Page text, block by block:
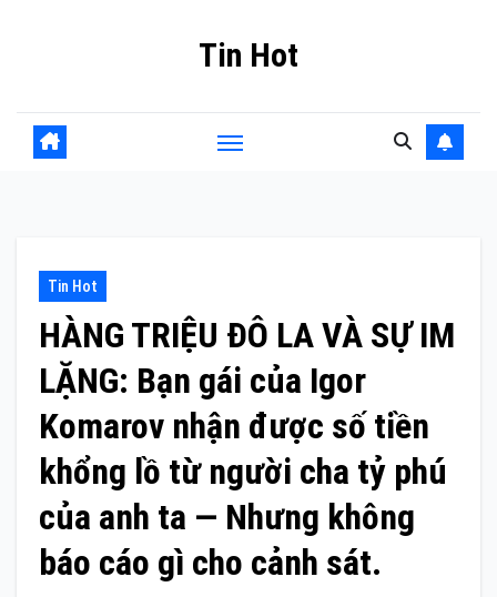
Tin Hot
Tin Hot
HÀNG TRIỆU ĐÔ LA VÀ SỰ IM
LẶNG: Bạn gái của Igor
Komarov nhận được số tiền
khổng lồ từ người cha tỷ phú
của anh ta — Nhưng không
báo cáo gì cho cảnh sát.